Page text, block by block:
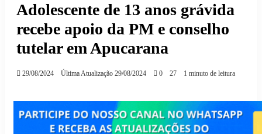
Adolescente de 13 anos grávida
recebe apoio da PM e conselho
tutelar em Apucarana
29/08/2024 Última Atualização 29/08/2024 0 27 1 minuto de leitura